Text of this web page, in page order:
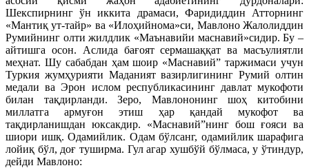
Шекспирнинг ўн иккита драмаси, Фаридиддин Атторнинг
«Мантиқ ут-тайр» ва «Илоҳийнома»си, Мавлоно Жалолиддин
Румийнинг олти жилдлик «Маънавийи маснавий»сидир. Бу –
айтишга осон. Аслида бағоят сермашаққат ва масъулиятли
меҳнат. Шу сабабдан ҳам шоир «Маснавий” таржимаси учун
Туркия жумҳурияти Маданият вазирлигининг Румий олтин
медали ва Эрон ислом республикасининг давлат мукофоти
билан тақдирланди. Зеро, Мавлононинг шоҳ китобини
миллатга армуғон этиш ҳар қандай мукофот ва
тақдирланишдан юксакдир. «Маснавий”нинг бош ғояси ва
шиори ишқ. Одамийлик. Одам бўлсанг, одамийлик шарафига
лойиқ бўл, доғ туширма. Гул агар хушбўй бўлмаса, у ўтиндур,
дейди Мавлоно: